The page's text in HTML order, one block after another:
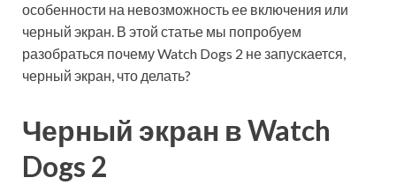
особенности на невозможность ее включения или
черный экран. В этой статье мы попробуем
разобраться почему Watch Dogs 2 не запускается,
черный экран, что делать?
Черный экран в Watch
Dogs 2